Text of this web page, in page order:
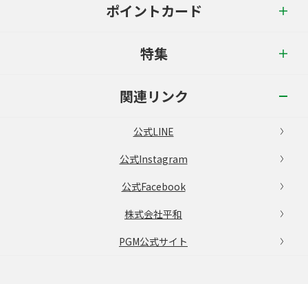
ポイントカード
特集
関連リンク
公式LINE
公式Instagram
公式Facebook
株式会社平和
PGM公式サイト